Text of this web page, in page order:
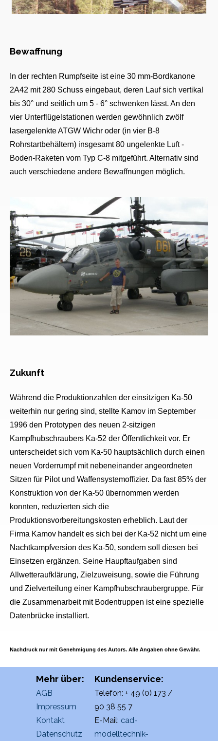
Bewaffnung
In der rechten Rumpfseite ist eine 30 mm-Bordkanone
2A42 mit 280 Schuss eingebaut, deren Lauf sich vertikal
bis 30° und seitlich um 5 - 6° schwenken lässt. An den
vier Unterflügelstationen werden gewöhnlich zwölf
lasergelenkte ATGW Wichr oder (in vier B-8
Rohrstartbehältern) insgesamt 80 ungelenkte Luft -
Boden-Raketen vom Typ C-8 mitgeführt. Alternativ sind
auch verschiedene andere Bewaffnungen möglich.
Zukunft
Während die Produktionzahlen der einsitzigen Ka-50
weiterhin nur gering sind, stellte Kamov im September
1996 den Prototypen des neuen 2-sitzigen
Kampfhubschraubers Ka-52 der Öffentlichkeit vor. Er
unterscheidet sich vom Ka-50 hauptsächlich durch einen
neuen Vorderrumpf mit nebeneinander angeordneten
Sitzen für Pilot und Waffensystemoffizier. Da fast 85% der
Konstruktion von der Ka-50 übernommen werden
konnten, reduzierten sich die
Produktionsvorbereitungskosten erheblich. Laut der
Firma Kamov handelt es sich bei der Ka-52 nicht um eine
Nachtkampfversion des Ka-50, sondern soll diesen bei
Einsetzen ergänzen. Seine Haupftaufgaben sind
Allwetteraufklärung, Zielzuweisung, sowie die Führung
und Zielverteilung einer Kampfhubschraubergruppe. Für
die Zusammenarbeit mit Bodentruppen ist eine spezielle
Datenbrücke installiert.
Nachdruck nur mit Genehmigung des Autors. Alle Angaben ohne Gewähr.
Kundenservice:
Telefon: + 49 (0) 173 /
90 38 55 7
E-Mail: cad-
modelltechnik-
Mehr über:
AGB
Impressum
Kontakt
Datenschutz